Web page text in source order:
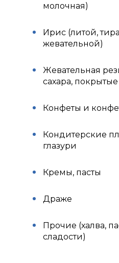
молочная)
Ирис (литой,
жевательной)
Жевательная
сахара,
Конфеты и
Кондитерские
глазури
Кремы, пасты
Драже
Прочие (халва,
сладости)